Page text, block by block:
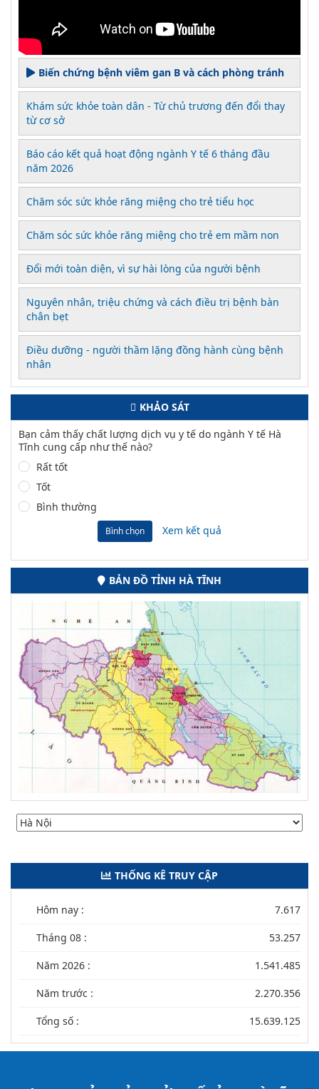
Biến chứng bệnh viêm gan B và cách phòng tránh
Khám sức khỏe toàn dân - Từ chủ trương đến đổi thay
từ cơ sở
Báo cáo kết quả hoạt động ngành Y tế 6 tháng đầu
năm 2026
Chăm sóc sức khỏe răng miệng cho trẻ tiểu học
Chăm sóc sức khỏe răng miệng cho trẻ em mầm non
Đổi mới toàn diện, vì sự hài lòng của người bệnh
Nguyên nhân, triệu chứng và cách điều trị bệnh bàn
chân bẹt
Điều dưỡng - người thầm lặng đồng hành cùng bệnh
nhân
KHẢO SÁT
Bạn cảm thấy chất lượng dịch vụ y tế do ngành Y tế Hà
Tĩnh cung cấp như thế nào?
Rất tốt
Tốt
Bình thường
Bình chọn Xem kết quả
BẢN ĐỒ TỈNH HÀ TĨNH
THỐNG KÊ TRUY CẬP
Hôm nay : 7.617
Tháng 08 : 53.257
Năm 2026 : 1.541.485
Năm trước : 2.270.356
Tổng số : 15.639.125